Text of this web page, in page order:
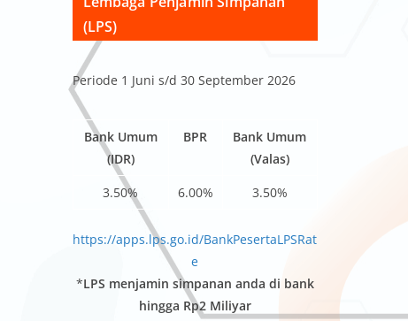
(LPS)
Periode 1 Juni s/d 30 September 2026
Bank Umum
(IDR)
BPR
Bank Umum
(Valas)
3.50%
6.00% 3.50%
https://apps.lps.go.id/BankPesertaLPSRat
e
*LPS menjamin simpanan anda di bank
hingga Rp2 Miliyar